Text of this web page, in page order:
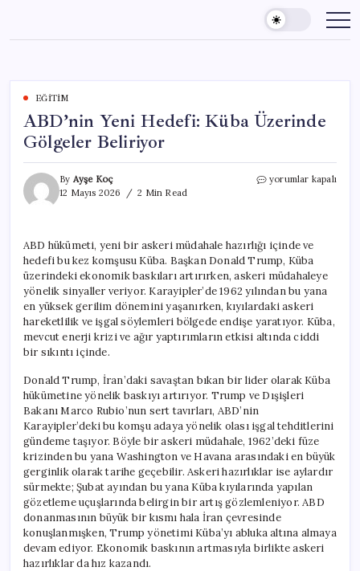
content
EĞITIM
ABD’nin Yeni Hedefi: Küba Üzerinde
Gölgeler Beliriyor
By Ayşe Koç
12 Mayıs 2026
2 Min Read
ABD’nin
Gölgeler
Beliriyor
için
yorumlar kapalı
ABD hükümeti, yeni bir askeri müdahale hazırlığı içinde ve
hedefi bu kez komşusu Küba. Başkan Donald Trump, Küba
üzerindeki ekonomik baskıları artırırken, askeri müdahaleye
yönelik sinyaller veriyor. Karayipler’de 1962 yılından bu yana
en yüksek gerilim dönemini yaşanırken, kıyılardaki askeri
hareketlilik ve işgal söylemleri bölgede endişe yaratıyor. Küba,
mevcut enerji krizi ve ağır yaptırımların etkisi altında ciddi
bir sıkıntı içinde.
Donald Trump, İran’daki savaştan bıkan bir lider olarak Küba
hükümetine yönelik baskıyı artırıyor. Trump ve Dışişleri
Bakanı Marco Rubio’nun sert tavırları, ABD’nin
Karayipler’deki bu komşu adaya yönelik olası işgal tehditlerini
gündeme taşıyor. Böyle bir askeri müdahale, 1962’deki füze
krizinden bu yana Washington ve Havana arasındaki en büyük
gerginlik olarak tarihe geçebilir. Askeri hazırlıklar ise aylardır
sürmekte; Şubat ayından bu yana Küba kıyılarında yapılan
gözetleme uçuşlarında belirgin bir artış gözlemleniyor. ABD
donanmasının büyük bir kısmı hala İran çevresinde
konuşlanmışken, Trump yönetimi Küba’yı abluka altına almaya
devam ediyor. Ekonomik baskının artmasıyla birlikte askeri
hazırlıklar da hız kazandı.